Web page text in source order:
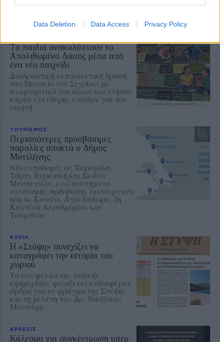
Data Deletion Data Access Privacy Policy
Τα παιδιά ανακαλύπτουν το
Απολιθωμένο Δάσος μέσα από
ένα νέο παιχνίδι
Διαδραστική εκπαιδευτική δράση
στο Μουσείο του Σιγρίου, με
αναμνηστικά για όλους και ετήσια
κάρτα ελεύθερης εισόδου για τον
νικητή
ΤΟΥΡΙΣΜΟΣ
Περισσότερες προσβάσιμες
παραλίες αποκτά ο Δήμος
Μυτιλήνης
Νέες υποδομές σε Χαραμίδα,
Τάρτι, Ευρειακή και Σκάλα
Μυστεγνών, ενώ συστήματα
αυτόνομης πρόσβασης λειτουργούν
ήδη σε Κανόνι, Άγιο Ισίδωρο, 2η
Καντίνα Αεροδρομίου και
Τσαμάκια
ΧΩΡΙΑ
Η «Στύψη» συνεχίζει να
καταγράφει την ιστορία του
χωριού
Το νέο φύλλο της τοπικής
εφημερίδας φιλοξενεί ενδιαφέρον
άρθρο για το φράγμα της Στύψης
και τη μελέτη του Δρ. Νικόλαου
Μουτάφη
ΔΡΑΣΕΙΣ
Κάλεσμα για συγκέντρωση υπέρ